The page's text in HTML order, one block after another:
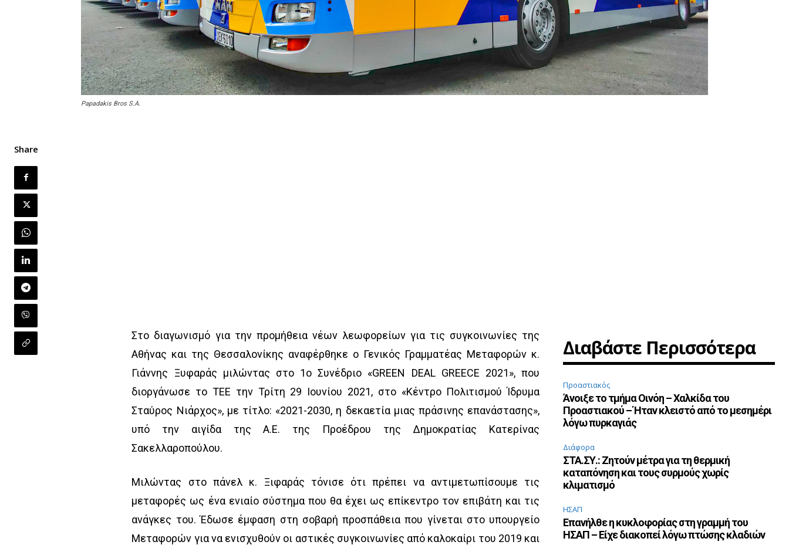
Papadakis Bros S.A.
Share
Στο διαγωνισμό για την προμήθεια νέων λεωφορείων για τις συγκοινωνίες της
Αθήνας και της Θεσσαλονίκης αναφέρθηκε ο Γενικός Γραμματέας Μεταφορών κ.
Γιάννης Ξυφαράς μιλώντας στο 1ο Συνέδριο «GREEN DEAL GREECE 2021», που
διοργάνωσε το ΤΕΕ την Τρίτη 29 Ιουνίου 2021, στο «Κέντρο Πολιτισμού Ίδρυμα
Σταύρος Νιάρχος», με τίτλο: «2021-2030, η δεκαετία μιας πράσινης επανάστασης»,
υπό την αιγίδα της Α.Ε. της Προέδρου της Δημοκρατίας Κατερίνας
Σακελλαροπούλου.
Μιλώντας στο πάνελ κ. Ξιφαράς τόνισε ότι πρέπει να αντιμετωπίσουμε τις
μεταφορές ως ένα ενιαίο σύστημα που θα έχει ως επίκεντρο τον επιβάτη και τις
ανάγκες του. Έδωσε έμφαση στη σοβαρή προσπάθεια που γίνεται στο υπουργείο
Μεταφορών για να ενισχυθούν οι αστικές συγκοινωνίες από καλοκαίρι του 2019 και
Διαβάστε Περισσότερα
Προαστιακός
Άνοιξε το τμήμα Οινόη – Χαλκίδα του
Προαστιακού – Ήταν κλειστό από το μεσημέρι
λόγω πυρκαγιάς
Διάφορα
ΣΤΑ.ΣΥ.: Ζητούν μέτρα για τη θερμική
καταπόνηση και τους συρμούς χωρίς
κλιματισμό
ΗΣΑΠ
Επανήλθε η κυκλοφορίας στη γραμμή του
ΗΣΑΠ – Είχε διακοπεί λόγω πτώσης κλαδιών